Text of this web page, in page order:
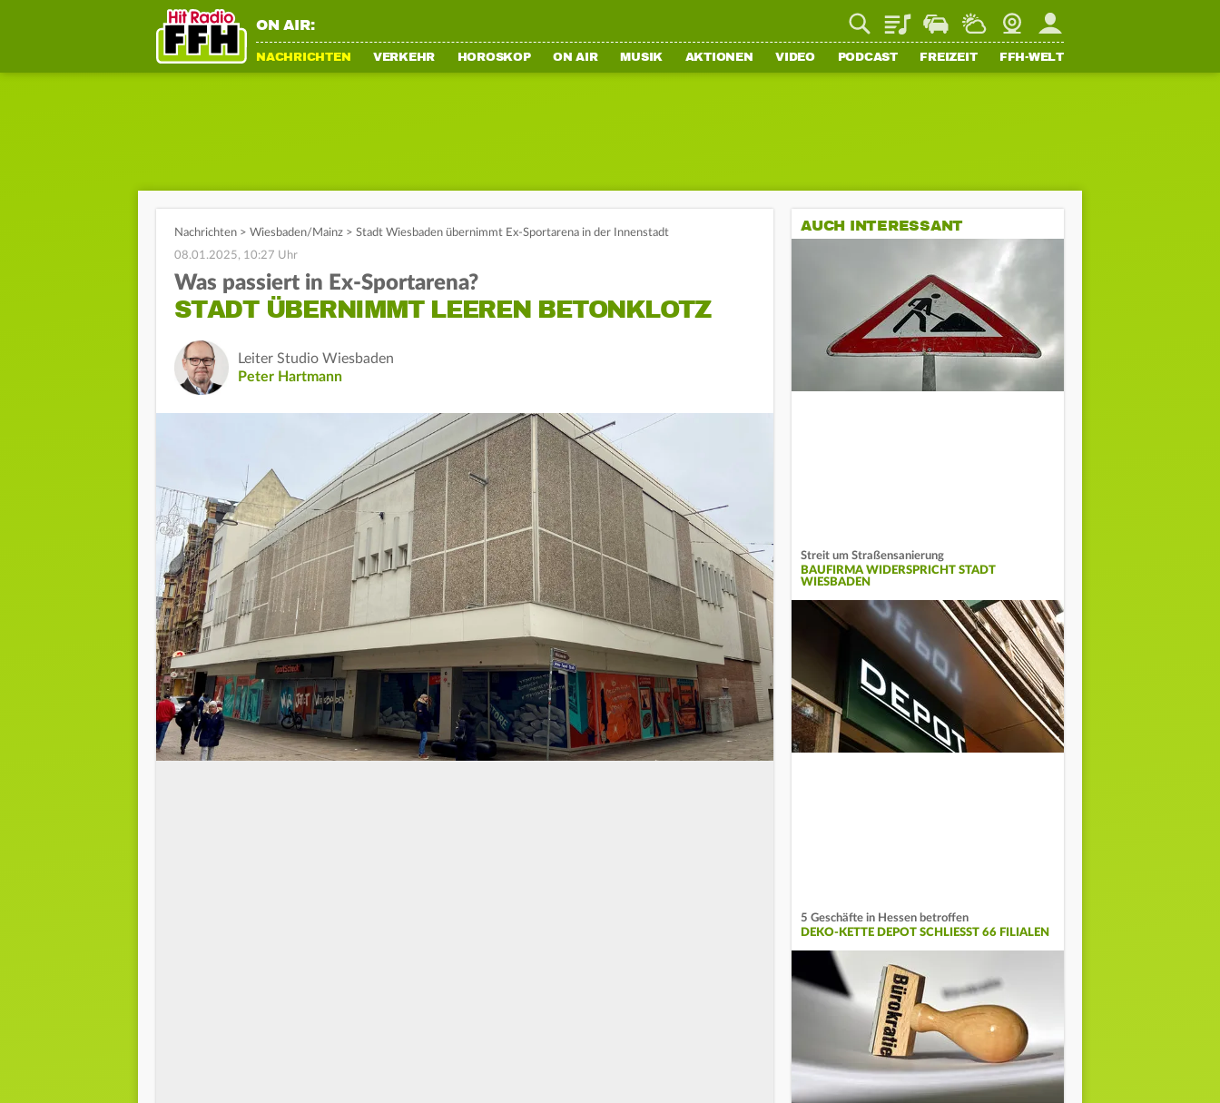
ON AIR: PlaylistStaupilotWetterWebcamMein FFH
NACHRICHTEN VERKEHR HOROSKOP ON AIR MUSIK AKTIONEN VIDEO PODCAST FREIZEIT FFH-WELT
Nachrichten > Wiesbaden/Mainz > Stadt Wiesbaden übernimmt Ex-Sportarena in der Innenstadt
08.01.2025, 10:27 Uhr
Was passiert in Ex-Sportarena?
STADT ÜBERNIMMT LEEREN BETONKLOTZ
Leiter Studio Wiesbaden
Peter Hartmann
AUCH INTERESSANT
Streit um Straßensanierung
BAUFIRMA WIDERSPRICHT STADT
WIESBADEN
5 Geschäfte in Hessen betroffen
DEKO-KETTE DEPOT SCHLIESST 66 FILIALEN